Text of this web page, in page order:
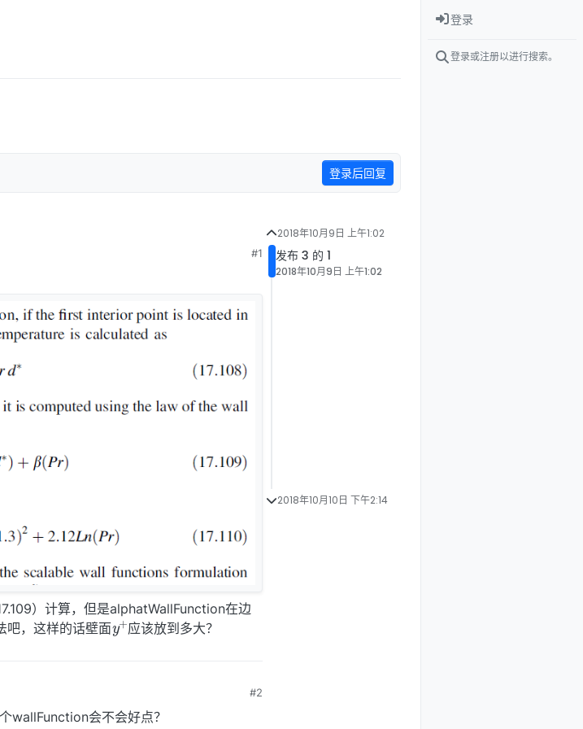
登录后回复
#1
）计算，但是alphatWallFunction在边
吧，这样的话壁面
y
+
应该放到多大？
#2
wallFunction会不会好点？
2018年10月9日 上午1:02
发布 3 的 1
2018年10月9日 上午1:02
2018年10月10日 下午2:14
登录
登录或注册以进行搜索。